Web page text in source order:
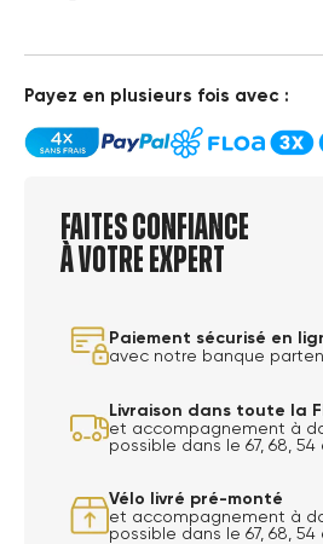
Payez en plusieurs fois avec :
Faites confiance
à votre expert
Paiement sécurisé en
avec notre banque
Livraison dans toute la
et accompagnement à
possible dans le 67, 68, 54
Vélo livré pré-monté
et accompagnement à
possible dans le 67, 68, 54